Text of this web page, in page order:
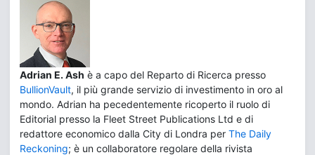
Adrian E. Ash è a capo del Reparto di Ricerca presso
BullionVault, il più grande servizio di investimento in oro al
mondo. Adrian ha pecedentemente ricoperto il ruolo di
Editorial presso la Fleet Street Publications Ltd e di
redattore economico dalla City di Londra per The Daily
Reckoning; è un collaboratore regolare della rivista